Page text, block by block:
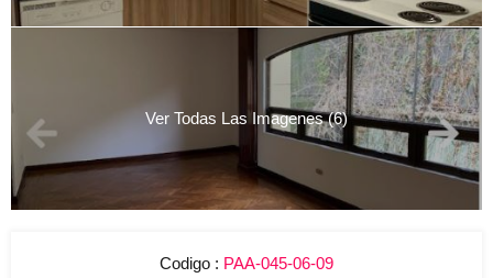
Ver Todas Las Imagenes (6)
Codigo : PAA-045-06-09